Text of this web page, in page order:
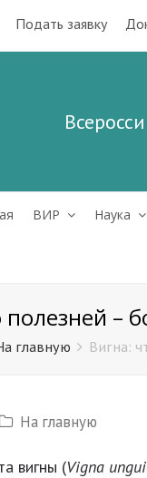
Подать заявку
ВИР Наука
полезней –
главную Вигна:
На главную
вигны (Vigna